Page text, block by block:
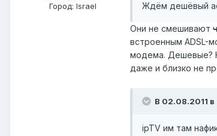
Город: Israel Ждём дешёвый
Они не смешивают
встроенным ADSL-
модема. Дешевые?
даже и близко не
В 02.08.2011 в
ipTV им там